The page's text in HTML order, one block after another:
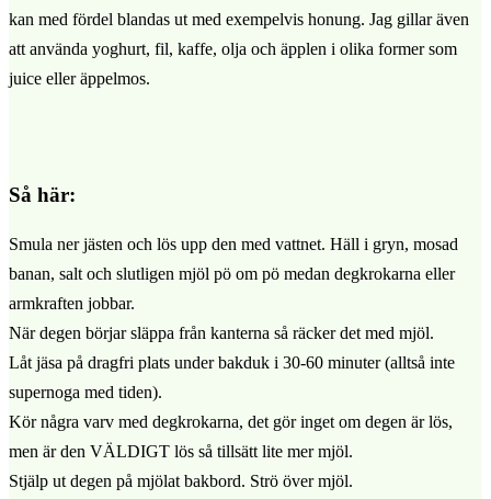
kan med fördel blandas ut med exempelvis honung. Jag gillar även
att använda yoghurt, fil, kaffe, olja och äpplen i olika former som
juice eller äppelmos.
Så här:
Smula ner jästen och lös upp den med vattnet. Häll i gryn, mosad
banan, salt och slutligen mjöl pö om pö medan degkrokarna eller
armkraften jobbar.
När degen börjar släppa från kanterna så räcker det med mjöl.
Låt jäsa på dragfri plats under bakduk i 30-60 minuter (alltså inte
supernoga med tiden).
Kör några varv med degkrokarna, det gör inget om degen är lös,
men är den VÄLDIGT lös så tillsätt lite mer mjöl.
Stjälp ut degen på mjölat bakbord. Strö över mjöl.